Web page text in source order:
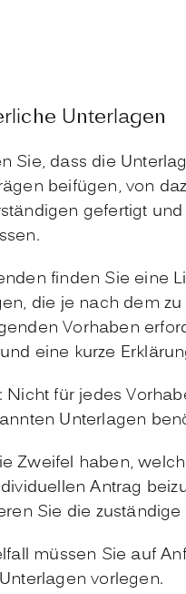
Unterlagen
Sie, dass die
beifügen, von
gefertigt
finden Sie eine
die je nach dem zu
Vorhaben
eine kurze
Nicht für jedes
Unterlagen
Zweifel haben,
Antrag
Sie die
müssen Sie auf
vorlegen.